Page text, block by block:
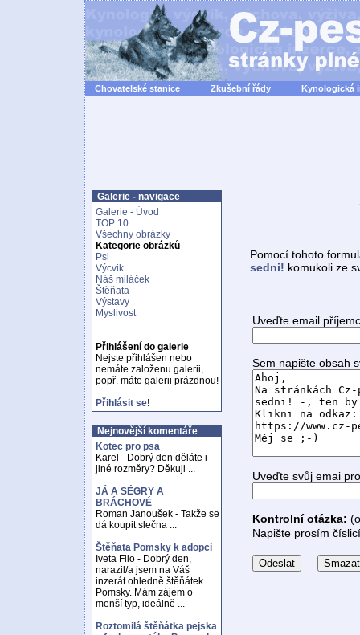
Chovatelské stanice Zkušební řády Kynologická
Galerie - navigace
Galerie - Úvod
TOP 10
Všechny obrázky
Kategorie obrázků
Psi
Výcvik
Náš miláček
Štěňata
Výstavy
Myslivost
Přihlášení do galerie
Nejste přihlášen nebo
nemáte založenu galerii,
popř. máte galerii prázdnou!
Přihlásit se!
Nejnovější komentáře
Kotec pro psa
Karel - Dobrý den děláte i
jiné rozměry? Děkuji ...
JÁ A SÉGRY A
BRÁCHOVÉ
Roman Janoušek - Takže se
dá koupit slečna ...
Štěňata Pomsky k adopci
Iveta Filo - Dobrý den,
narazil/a jsem na Váš
inzerát ohledně štěňátek
Pomsky. Mám zájem o
menší typ, ideálně ...
Roztomilá štěňátka pejska
Pomocí tohoto
sedni! komukoli ze
Uveďte email
Sem napište obsah
Uveďte svůj emai
Kontrolní otázka:
Napište prosím